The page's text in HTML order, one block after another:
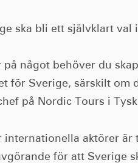
ska bli ett självklart val
på något behöver du
för Sverige, särskilt om
på Nordic Tours i
internationella aktörer
för att Sverige